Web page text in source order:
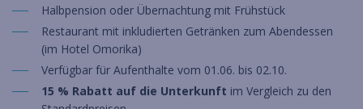
Halbpension oder Übernachtung mit Frühstück
Restaurant mit inkludierten Getränken zum Abendessen
(im Hotel Omorika)
Verfügbar für Aufenthalte vom 01.06. bis 02.10.
15 % Rabatt auf die Unterkunft im Vergleich zu den